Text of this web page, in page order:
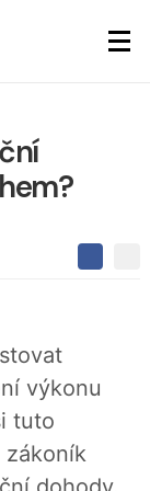
S
e
t
S
e
e
výkonu
tuto